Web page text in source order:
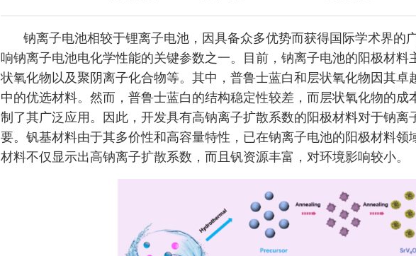
钠离子电池相较于锂离子电池，因具备众多优势而获得国际学术界的
响钠离子电池电化学性能的关键参数之一。目前，钠离子电池的阳极材料
状氧化物以及聚阴离子化合物等。其中，普鲁士蓝白和层状氧化物因其卓
中的优选材料。然而，普鲁士蓝白的结构稳定性较差，而层状氧化物的成
制了其广泛应用。因此，开发具有高钠离子扩散系数的阳极材料对于钠离
要。钒基材料由于其多价性和高容量特性，已在钠离子电池的阳极材料领
材料不仅显示出高钠离子扩散系数，而且钒资源丰富，对环境影响较小。